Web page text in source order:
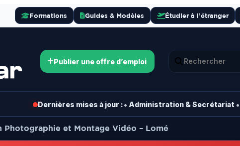
Formations Guides & Modèles Étudier à l’étranger
Publier une offre d’emploi
Dernières mises à jour :• Administration & Secrétariat •
Photographie et Montage Vidéo – Lomé